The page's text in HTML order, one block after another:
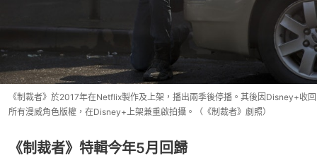
《制裁者》於2017年在Netflix製作及上架，播出兩季後停播。其後因Disney+收回
所有漫威角色版權，在Disney+上架兼重啟拍攝。（《制裁者》劇照）
《制裁者》特輯今年5月回歸